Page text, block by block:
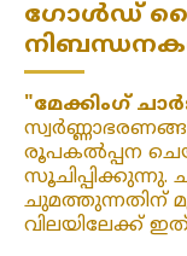
ഗോൾഡ്
"മേക്കിംഗ്
രൂപകൽപ്പന
സൂചിപ്പിക്കുന്നു.
ചുമത്തുന്നതിന്
വിലയിലേക്ക്